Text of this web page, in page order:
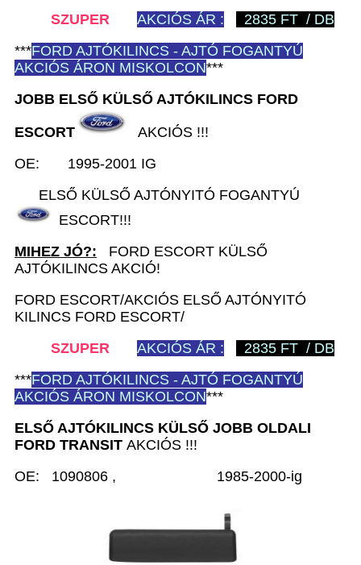
SZUPER
AKCIÓS ÁR :
2835 FT / DB
***FORD AJTÓKILINCS - AJTÓ FOGANTYÚ
AKCIÓS ÁRON MISKOLCON***
JOBB ELSŐ KÜLSŐ AJTÓKILINCS FORD
ESCORT
AKCIÓS !!!
OE: 1995-2001 IG
ELSŐ KÜLSŐ AJTÓNYITÓ FOGANTYÚ
ESCORT!!!
MIHEZ JÓ?: FORD ESCORT KÜLSŐ
AJTÓKILINCS AKCIÓ!
FORD ESCORT/AKCIÓS ELSŐ AJTÓNYITÓ
KILINCS FORD ESCORT/
SZUPER
AKCIÓS ÁR :
2835 FT / DB
***FORD AJTÓKILINCS - AJTÓ FOGANTYÚ
AKCIÓS ÁRON MISKOLCON***
ELSŐ AJTÓKILINCS KÜLSŐ JOBB OLDALI
FORD TRANSIT AKCIÓS !!!
OE: 1090806 , 1985-2000-ig